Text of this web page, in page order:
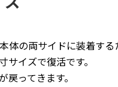
体の両サイドに装着す
イズで復活です。
ってきます。